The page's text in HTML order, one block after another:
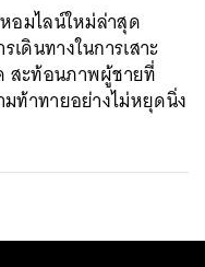
อมไลน์ใหม่ล่าสุด
เดินทางในการเสาะ
สะท้อนภาพผู้ชายที่
มท้าทายอย่างไม่หยุดนิ่ง